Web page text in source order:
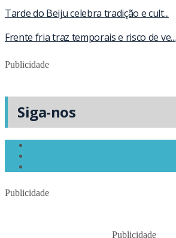
Tarde do Beiju celebra tradição e cult...
Frente fria traz temporais e risco de ve...
Publicidade
Siga-nos
Publicidade
Publicidade